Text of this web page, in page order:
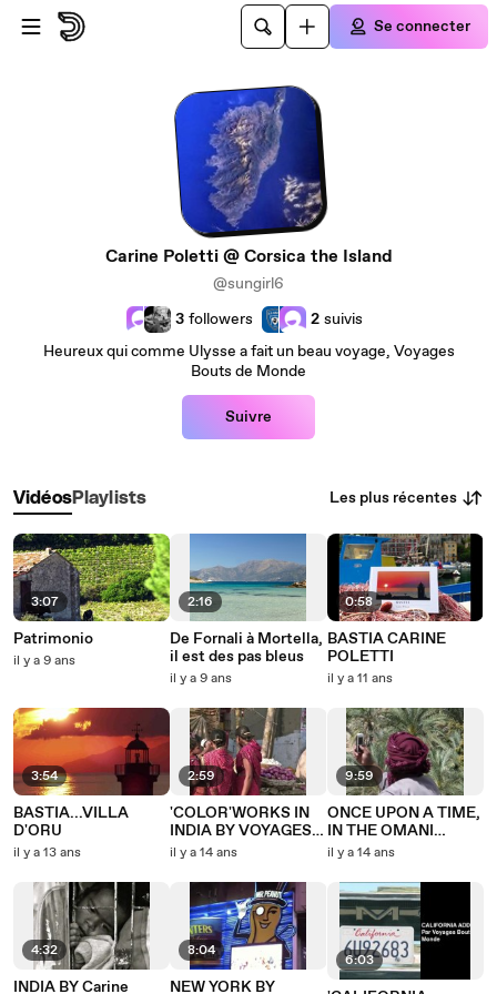
Passer au contenu principal
Se connecter
Carine Poletti @ Corsica the Island
@sungirl6
3 followers 2 suivis
Heureux qui comme Ulysse a fait un beau voyage, Voyages
Bouts de Monde
Suivre
VidéosPlaylists Les plus récentes
3:07
Patrimonio
il y a 9 ans
3:54
BASTIA...VILLA
D'ORU
il y a 13 ans
4:32
INDIA BY Carine
2:16
De Fornali à Mortella,
il est des pas bleus
il y a 9 ans
2:59
'COLOR'WORKS IN
INDIA BY VOYAGES
BOUTS DE MONDE
il y a 14 ans
8:04
NEW YORK BY
0:58
BASTIA CARINE
POLETTI
il y a 11 ans
9:59
ONCE UPON A TIME,
IN THE OMANI
SPRING...
il y a 14 ans
6:03